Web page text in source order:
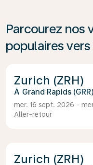
Parcourez nos
populaires
Zurich (ZRH)
Grand Rapids (GRR)
mer. 16 sept. 2026 -
Aller-retour
Zurich (ZRH)